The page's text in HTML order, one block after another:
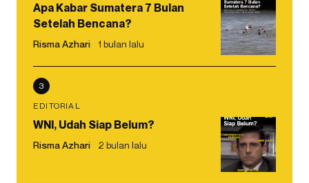
Apa Kabar Sumatera 7 Bulan
Setelah Bencana?
Risma Azhari 1 bulan lalu
3
EDITORIAL
WNI, Udah Siap Belum?
Risma Azhari 2 bulan lalu